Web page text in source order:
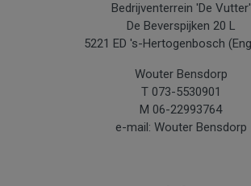
Bedrijventerrein 'De Vutter'
De Beverspijken 20 L
5221 ED 's-Hertogenbosch
Wouter Bensdorp
T 073-5530901
M 06-22993764
e-mail: Wouter Bensdorp